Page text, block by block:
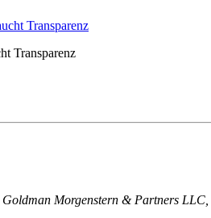
Transparenz
Morgenstern & Partners LLC,